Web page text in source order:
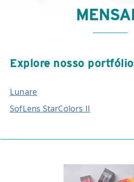
Explore nosso
Lunare
SofLens StarColors II